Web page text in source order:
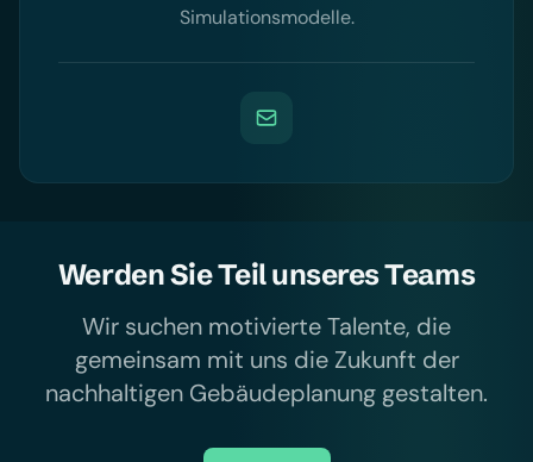
Simulationsmodelle.
Werden Sie Teil unseres Teams
Wir suchen motivierte Talente, die
gemeinsam mit uns die Zukunft der
nachhaltigen Gebäudeplanung gestalten.